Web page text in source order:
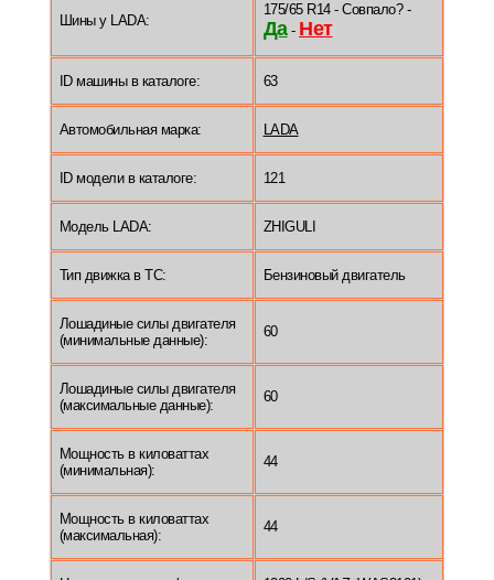
Шины у LADA:
175/65 R14 - Совпало? -
Да- Нет
ID машины в каталоге: 63
Автомобильная марка: LADA
ID модели в каталоге: 121
Модель LADA: ZHIGULI
Тип движка в ТС: Бензиновый двигатель
Лошадиные силы двигателя
(минимальные данные):
60
Лошадиные силы двигателя
(максимальные данные):
60
Мощность в киловаттах
(минимальная):
44
Мощность в киловаттах
(максимальная):
44